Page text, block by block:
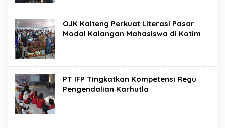
OJK Kalteng Perkuat Literasi Pasar
Modal Kalangan Mahasiswa di Kotim
PT IFP Tingkatkan Kompetensi Regu
Pengendalian Karhutla